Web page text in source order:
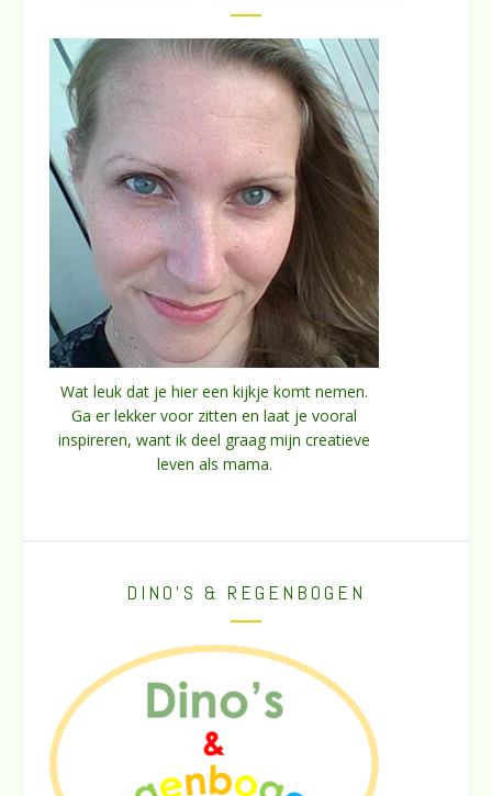
Wat leuk dat je hier een kijkje komt nemen.
Ga er lekker voor zitten en laat je vooral
inspireren, want ik deel graag mijn creatieve
leven als mama.
DINO’S & REGENBOGEN